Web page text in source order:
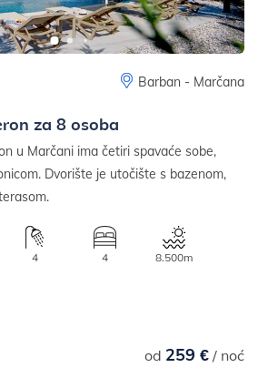
Barban - Marčana
za 8 osoba
u Marčani ima četiri spavaće sobe,
Dvorište je utočište s bazenom,
4 4 8.500m
od 259 €/ noć